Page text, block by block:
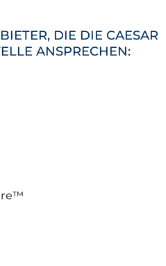
DIE DIE CAESAR
ANSPRECHEN: